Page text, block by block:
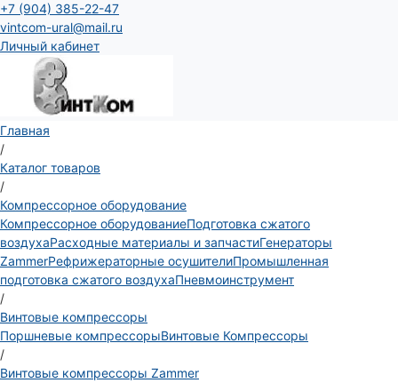
+7 (904) 385-22-47
vintcom-ural@mail.ru
Личный кабинет
Главная
/
Каталог товаров
/
Компрессорное оборудование
Компрессорное оборудованиеПодготовка сжатого
воздухаРасходные материалы и запчастиГенераторы
ZammerРефрижераторные осушителиПромышленная
подготовка сжатого воздухаПневмоинструмент
/
Винтовые компрессоры
Поршневые компрессорыВинтовые Компрессоры
/
Винтовые компрессоры Zammer